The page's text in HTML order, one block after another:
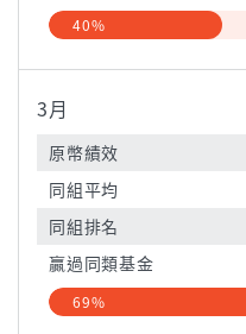
40%
3月
原幣績效
同組平均
同組排名
贏過同類基金
69%